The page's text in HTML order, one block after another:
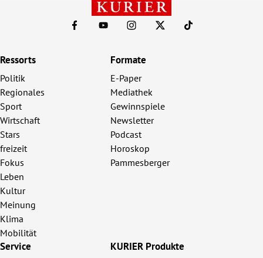
Ressorts
Politik
Regionales
Sport
Wirtschaft
Stars
freizeit
Fokus
Leben
Kultur
Meinung
Klima
Mobilität
Formate
E-Paper
Mediathek
Gewinnspiele
Newsletter
Podcast
Horoskop
Pammesberger
Service KURIER Produkte